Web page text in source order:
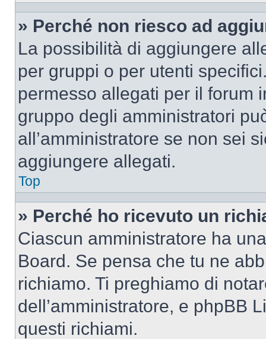
» Perché non riesco ad
La possibilità di aggiungere
per gruppi o per utenti
permesso allegati per il forum
gruppo degli amministratori
all’amministratore se non sei
aggiungere allegati.
Top
» Perché ho ricevuto un
Ciascun amministratore ha
Board. Se pensa che tu ne
richiamo. Ti preghiamo di
dell’amministratore, e phpBB
questi richiami.